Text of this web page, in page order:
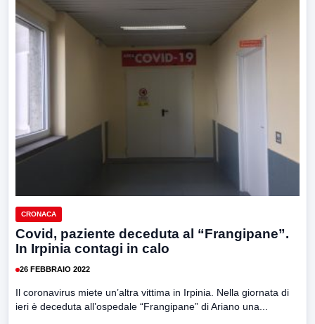
CRONACA
Covid, paziente deceduta al “Frangipane”.
In Irpinia contagi in calo
26 FEBBRAIO 2022
Il coronavirus miete un’altra vittima in Irpinia. Nella giornata di
ieri è deceduta all’ospedale “Frangipane” di Ariano una...